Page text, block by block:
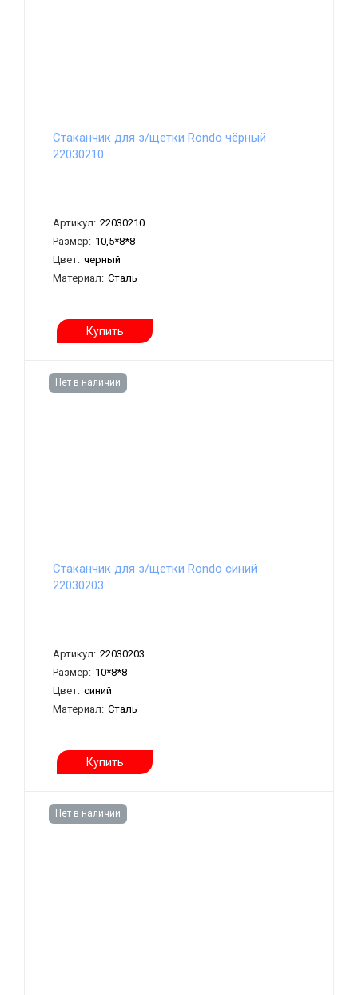
Стаканчик для з/щетки Rondo чёрный
22030210
Артикул: 22030210
Размер: 10,5*8*8
Цвет: черный
Материал: Сталь
Купить
Нет в наличии
Стаканчик для з/щетки Rondo синий
22030203
Артикул: 22030203
Размер: 10*8*8
Цвет: синий
Материал: Сталь
Купить
Нет в наличии